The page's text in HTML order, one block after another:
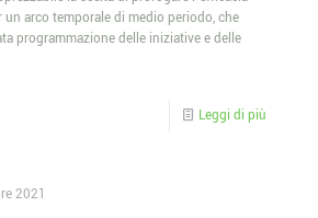
arco temporale di medio periodo, che
programmazione delle iniziative e delle
Leggi di più
2021